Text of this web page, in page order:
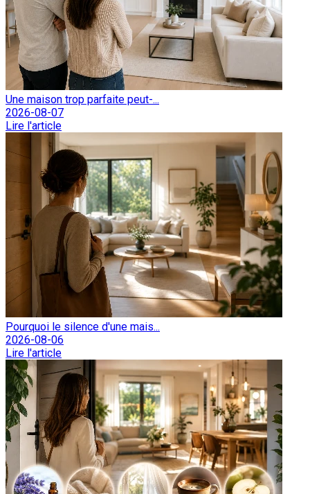
Une maison trop parfaite peut-...
2026-08-07
Lire l'article
Pourquoi le silence d'une mais...
2026-08-06
Lire l'article